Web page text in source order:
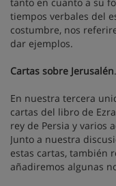
tiempos verbales del
costumbre, nos
dar ejemplos.
Cartas sobre Jerusalén.
En nuestra tercera
cartas del libro de
rey de Persia y varios
Junto a nuestra
estas cartas, también
añadiremos algunas